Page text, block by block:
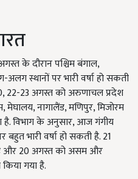
के दौरान पश्चिम बंगाल,
स्थानों पर भारी वर्षा हो सकती
22-23 अगस्त को अरुणाचल प्रदेश
नागालैंड, मणिपुर, मिजोरम
है. विभाग के अनुसार, आज गंगीय
भारी वर्षा हो सकती है. 21
और 20 अगस्त को असम और
गया है.